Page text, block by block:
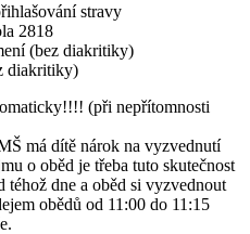
stravy
2818
(bez diakritiky)
diakritiky)
(při nepřítomnosti
má dítě nárok na vyzvednutí
o oběd je třeba tuto skutečnost
téhož dne a oběd si vyzvednout
obědů od 11:00 do 11:15